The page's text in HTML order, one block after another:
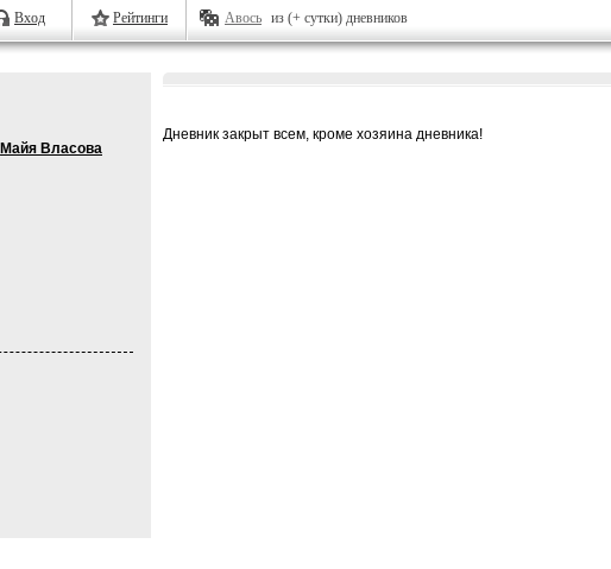
Вход Рейтинги Авось из (+ сутки) дневников
Майя Власова
Дневник закрыт всем, кроме хозяина дневника!